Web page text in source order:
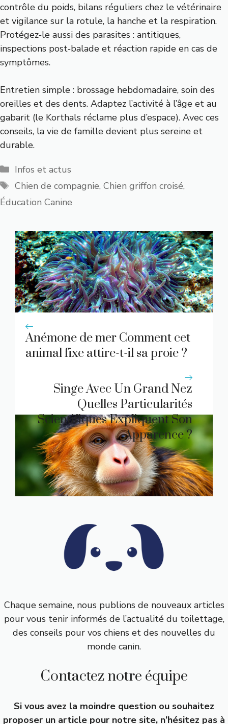
contrôle du poids, bilans réguliers chez le vétérinaire
et vigilance sur la rotule, la hanche et la respiration.
Protégez‑le aussi des parasites : antitiques,
inspections post‑balade et réaction rapide en cas de
symptômes.
Entretien simple : brossage hebdomadaire, soin des
oreilles et des dents. Adaptez l’activité à l’âge et au
gabarit (le Korthals réclame plus d’espace). Avec ces
conseils, la vie de famille devient plus sereine et
durable.
Catégories
Infos et actus
Étiquettes
Chien de compagnie, Chien griffon croisé,
Éducation Canine
Anémone de mer Comment cet
animal fixe attire-t-il sa proie ?
Singe Avec Un Grand Nez
Quelles Particularités
Scientifiques Expliquent Son
Apparence ?
Chaque semaine, nous publions de nouveaux articles
pour vous tenir informés de l’actualité du toilettage,
des conseils pour vos chiens et des nouvelles du
monde canin.
Contactez notre équipe
Si vous avez la moindre question ou souhaitez
proposer un article pour notre site, n’hésitez pas à